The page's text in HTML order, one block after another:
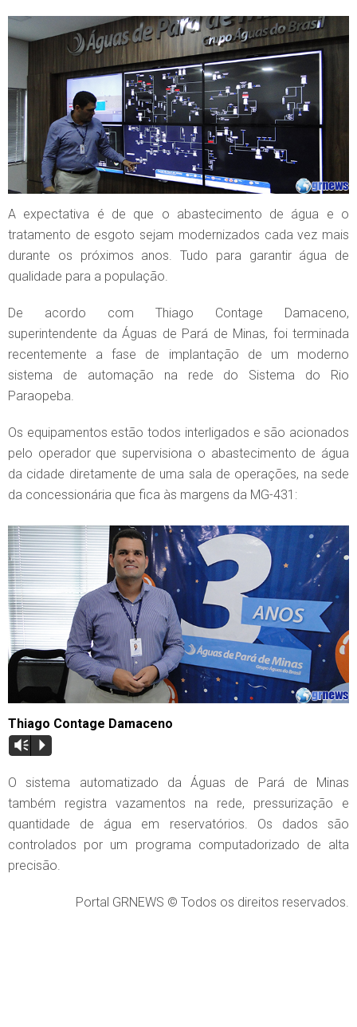
A expectativa é de que o abastecimento de água e o
tratamento de esgoto sejam modernizados cada vez mais
durante os próximos anos. Tudo para garantir água de
qualidade para a população.
De acordo com Thiago Contage Damaceno,
superintendente da Águas de Pará de Minas, foi terminada
recentemente a fase de implantação de um moderno
sistema de automação na rede do Sistema do Rio
Paraopeba.
Os equipamentos estão todos interligados e são acionados
pelo operador que supervisiona o abastecimento de água
da cidade diretamente de uma sala de operações, na sede
da concessionária que fica às margens da MG-431:
Thiago Contage Damaceno
Vm P
O sistema automatizado da Águas de Pará de Minas
também registra vazamentos na rede, pressurização e
quantidade de água em reservatórios. Os dados são
controlados por um programa computadorizado de alta
precisão.
Portal GRNEWS © Todos os direitos reservados.